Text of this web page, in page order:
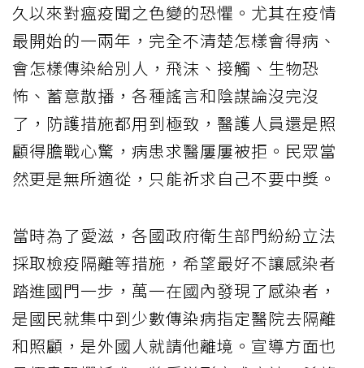
久以來對瘟疫聞之色變的恐懼。尤其在疫情
最開始的一兩年，完全不清楚怎樣會得病、
會怎樣傳染給別人，飛沫、接觸、生物恐
怖、蓄意散播，各種謠言和陰謀論沒完沒
了，防護措施都用到極致，醫護人員還是照
顧得膽戰心驚，病患求醫屢屢被拒。民眾當
然更是無所適從，只能祈求自己不要中獎。
當時為了愛滋，各國政府衛生部門紛紛立法
採取檢疫隔離等措施，希望最好不讓感染者
踏進國門一步，萬一在國內發現了感染者，
是國民就集中到少數傳染病指定醫院去隔離
和照顧，是外國人就請他離境。宣導方面也